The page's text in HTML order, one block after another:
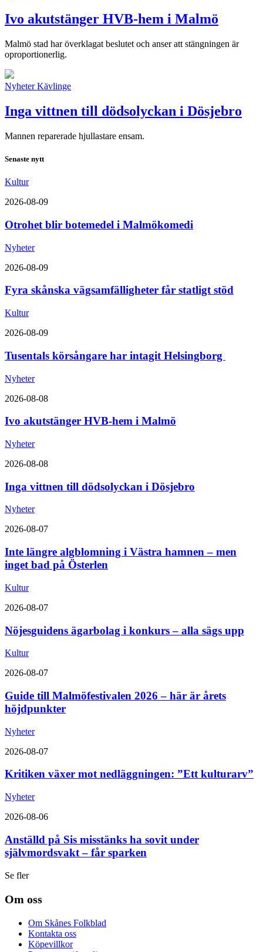
Ivo akutstänger HVB-hem i Malmö
Malmö stad har överklagat beslutet och anser att stängningen är
oproportionerlig.
Nyheter Kävlinge
Inga vittnen till dödsolyckan i Dösjebro
Mannen reparerade hjullastare ensam.
Senaste nytt
Kultur
2026-08-09
Otrohet blir botemedel i Malmökomedi
Nyheter
2026-08-09
Fyra skånska vägsamfälligheter får statligt stöd
Kultur
2026-08-09
Tusentals körsångare har intagit Helsingborg
Nyheter
2026-08-08
Ivo akutstänger HVB-hem i Malmö
Nyheter
2026-08-08
Inga vittnen till dödsolyckan i Dösjebro
Nyheter
2026-08-07
Inte längre algblomning i Västra hamnen – men
inget bad på Österlen
Kultur
2026-08-07
Nöjesguidens ägarbolag i konkurs – alla sägs upp
Kultur
2026-08-07
Guide till Malmöfestivalen 2026 – här är årets
höjdpunkter
Nyheter
2026-08-07
Kritiken växer mot nedläggningen: ”Ett kulturarv”
Nyheter
2026-08-06
Anställd på Sis misstänks ha sovit under
självmordsvakt – får sparken
Se fler
Om oss
Om Skånes Folkblad
Kontakta oss
Köpevillkor